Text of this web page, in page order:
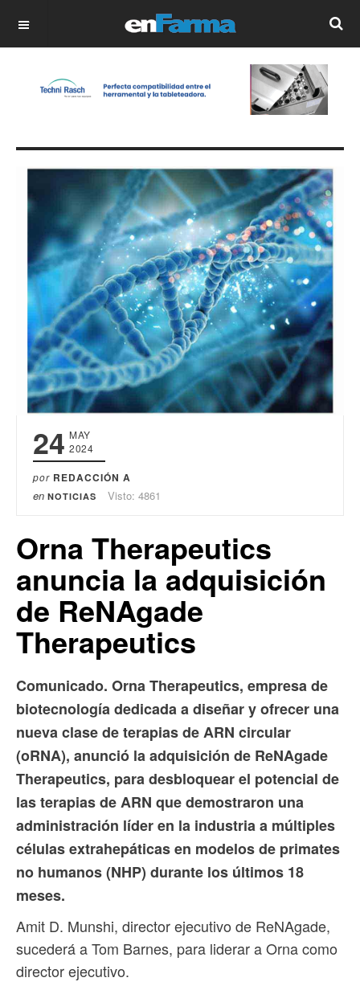
OFF CANVAS
24 MAY
2024
por REDACCIÓN A
en NOTICIAS Visto: 4861
Orna Therapeutics
anuncia la adquisición
de ReNAgade
Therapeutics
Comunicado. Orna Therapeutics, empresa de
biotecnología dedicada a diseñar y ofrecer una
nueva clase de terapias de ARN circular
(oRNA), anunció la adquisición de ReNAgade
Therapeutics, para desbloquear el potencial de
las terapias de ARN que demostraron una
administración líder en la industria a múltiples
células extrahepáticas en modelos de primates
no humanos (NHP) durante los últimos 18
meses.
Amit D. Munshi, director ejecutivo de ReNAgade,
sucederá a Tom Barnes, para liderar a Orna como
director ejecutivo.